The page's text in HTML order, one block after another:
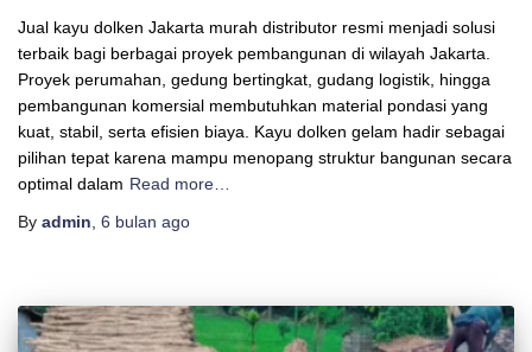
Jual kayu dolken Jakarta murah distributor resmi menjadi solusi
terbaik bagi berbagai proyek pembangunan di wilayah Jakarta.
Proyek perumahan, gedung bertingkat, gudang logistik, hingga
pembangunan komersial membutuhkan material pondasi yang
kuat, stabil, serta efisien biaya. Kayu dolken gelam hadir sebagai
pilihan tepat karena mampu menopang struktur bangunan secara
optimal dalam Read more…
By admin 6 bulan ago